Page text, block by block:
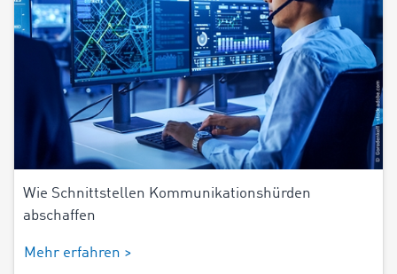
Wie Schnittstellen Kommunikationshürden
abschaffen
Mehr erfahren >